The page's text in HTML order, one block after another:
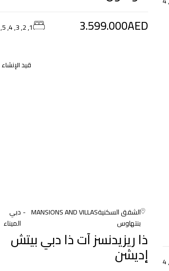
3.599.000AED
1, 2, 3, 4, 5, 6
قيد الإنشاء
الشقق السكنيةMANSIONS AND VILLAS
بنتهاوس
دبي
الميناء
ذا ريزيدنسز آت ذا دبي بيتش
إديشن